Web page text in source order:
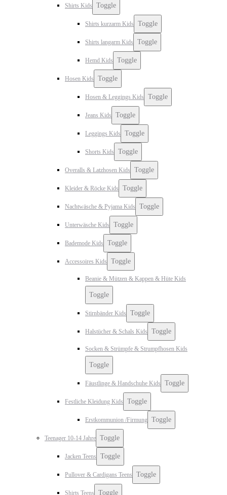
Shirts Kids Toggle
Shirts kurzarm Kids Toggle
Shirts langarm Kids Toggle
Hemd Kids Toggle
Hosen Kids Toggle
Hosen & Leggings Kids Toggle
Jeans Kids Toggle
Leggings Kids Toggle
Shorts Kids Toggle
Overalls & Latzhosen Kids Toggle
Kleider & Röcke Kids Toggle
Nachtwäsche & Pyjama Kids Toggle
Unterwäsche Kids Toggle
Bademode Kids Toggle
Accessoires Kids Toggle
Beanie & Mützen & Kappen & Hüte Kids
Toggle
Stirnbänder Kids Toggle
Halstücher & Schals Kids Toggle
Socken & Strümpfe & Strumpfhosen Kids
Toggle
Fäustlinge & Handschuhe Kids Toggle
Festliche Kleidung Kids Toggle
Erstkommunion /Firmung Toggle
Teenager 10-14 Jahre Toggle
Jacken Teens Toggle
Pullover & Cardigans Teens Toggle
Shirts Teens Toggle